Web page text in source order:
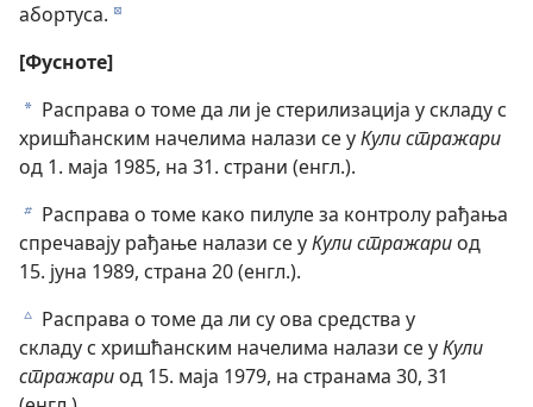
абортуса. d
[Фусноте]
a Расправа о томе да ли је стерилизација у складу с
хришћанским начелима налази се уКули стражари
од 1. маја 1985, на 31. страни (енгл.).
b Расправа о томе како пилуле за контролу рађања
спречавају рађање налази се уКули стражариод
15. јуна 1989, страна 20 (енгл.).
c Расправа о томе да ли су ова средства у
складу с хришћанским начелима налази се уКули
стражариод 15. маја 1979, на странама 30, 31